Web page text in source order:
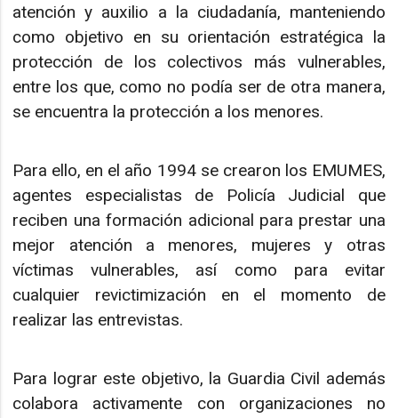
atención y auxilio a la ciudadanía, manteniendo
como objetivo en su orientación estratégica la
protección de los colectivos más vulnerables,
entre los que, como no podía ser de otra manera,
se encuentra la protección a los menores.
Para ello, en el año 1994 se crearon los EMUMES,
agentes especialistas de Policía Judicial que
reciben una formación adicional para prestar una
mejor atención a menores, mujeres y otras
víctimas vulnerables, así como para evitar
cualquier revictimización en el momento de
realizar las entrevistas.
Para lograr este objetivo, la Guardia Civil además
colabora activamente con organizaciones no